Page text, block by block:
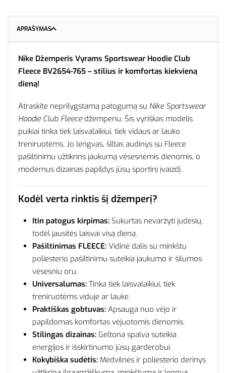
APRAŠYMAS
Nike Džemperis Vyrams Sportswear Hoodie Club
Fleece BV2654-765 – stilius ir komfortas kiekvieną
dieną!
Atraskite neprilygstamą patogumą su Nike Sportswear
Hoodie Club Fleecedžemperiu. Šis vyriškas modelis
puikiai tinka tiek laisvalaikiui, tiek vidaus ar lauko
treniruotėms. Jo lengvas, šiltas audinys su Fleece
pašiltinimu užtikrins jaukumą vėsesnėmis dienomis, o
modernus dizainas papildys jūsų sportinį įvaizdį.
Kodėl verta rinktis šį džemperį?
Itin patogus kirpimas: Sukurtas nevaržyti judesių,
todėl jausitės laisvai visą dieną.
Pašiltinimas FLEECE: Vidinė dalis su minkštu
poliesterio pašiltinimu suteikia jaukumo ir šilumos
vėsesniu oru.
Universalumas: Tinka tiek laisvalaikiui, tiek
treniruotėms viduje ar lauke.
Praktiškas gobtuvas: Apsauga nuo vėjo ir
papildomas komfortas vėjuotomis dienomis.
Stilingas dizainas: Geltona spalva suteikia
energijos ir išskirtinumo jūsų garderobui.
Kokybiška sudėtis: Medvilnės ir poliesterio derinys